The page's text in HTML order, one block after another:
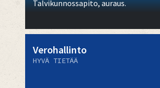
Talvikunnossapito, auraus.
Verohallinto
HYVÄ TIETÄÄ